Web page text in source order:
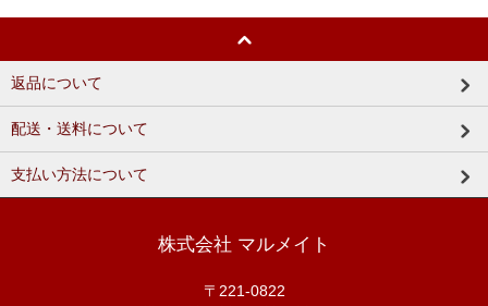
返品について
配送・送料について
支払い方法について
株式会社 マルメイト
〒221-0822